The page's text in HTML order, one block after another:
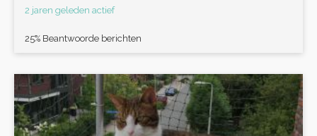
2 jaren geleden actief
25% Beantwoorde berichten